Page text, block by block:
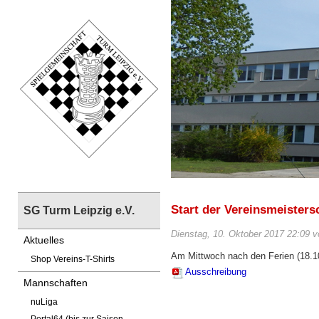
SG Turm Leipzig e.V.
Aktuelles
Shop Vereins-T-Shirts
Mannschaften
nuLiga
Start der
Dienstag, 10. Oktober 2017 22:09
Am Mittwoch nach den Ferien
Ausschreibung